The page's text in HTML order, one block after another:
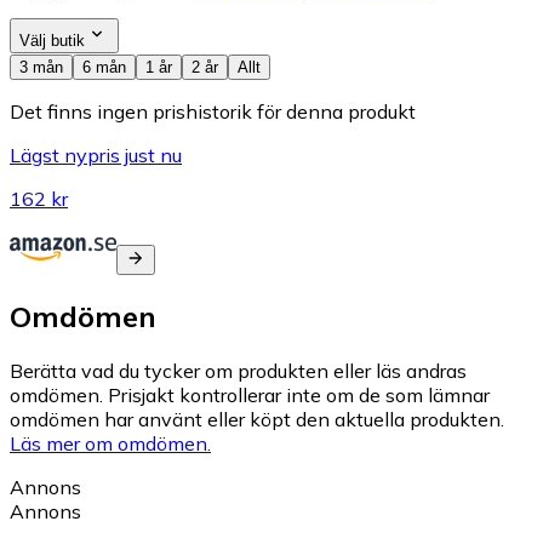
Välj butik
3 mån
6 mån 1 år 2 år Allt
Det finns ingen prishistorik för denna produkt
Lägst nypris just nu
162 kr
Omdömen
Berätta vad du tycker om produkten eller läs andras
omdömen. Prisjakt kontrollerar inte om de som lämnar
omdömen har använt eller köpt den aktuella produkten.
Läs mer om omdömen.
Annons
Annons